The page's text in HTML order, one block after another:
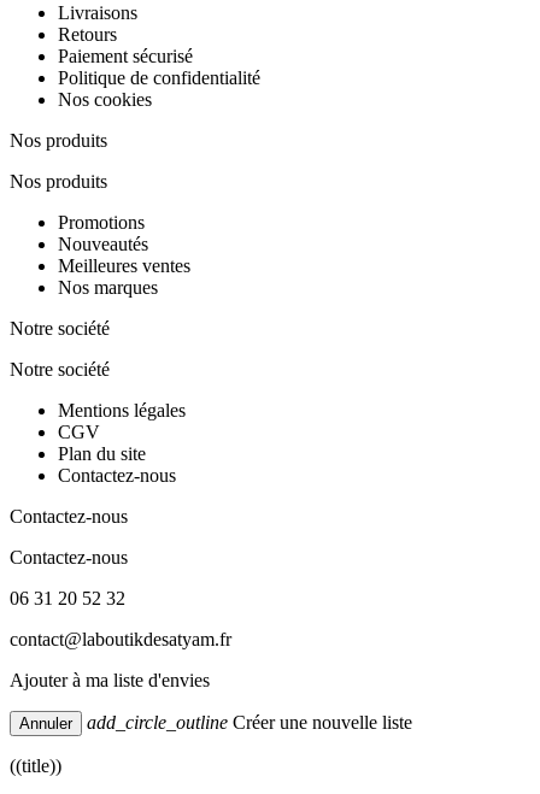
Livraisons
Retours
Paiement sécurisé
Politique de confidentialité
Nos cookies
Nos produits
Nos produits
Promotions
Nouveautés
Meilleures ventes
Nos marques
Notre société
Notre société
Mentions légales
CGV
Plan du site
Contactez-nous
Contactez-nous
Contactez-nous
06 31 20 52 32
contact@laboutikdesatyam.fr
Ajouter à ma liste d'envies
Annuler add_circle_outline Créer une nouvelle liste
((title))